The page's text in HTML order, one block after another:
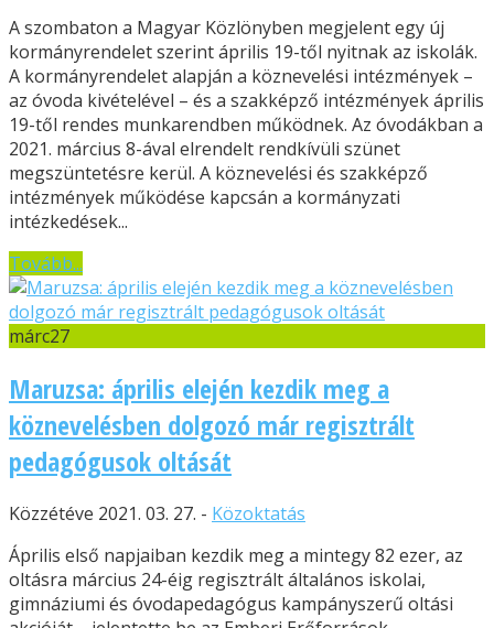
A szombaton a Magyar Közlönyben megjelent egy új
kormányrendelet szerint április 19-től nyitnak az iskolák.
A kormányrendelet alapján a köznevelési intézmények –
az óvoda kivételével – és a szakképző intézmények április
19-től rendes munkarendben működnek. Az óvodákban a
2021. március 8-ával elrendelt rendkívüli szünet
megszüntetésre kerül. A köznevelési és szakképző
intézmények működése kapcsán a kormányzati
intézkedések...
Tovább...
márc27
Maruzsa: április elején kezdik meg a
köznevelésben dolgozó már regisztrált
pedagógusok oltását
Közzétéve 2021. 03. 27. - Közoktatás
Április első napjaiban kezdik meg a mintegy 82 ezer, az
oltásra március 24-éig regisztrált általános iskolai,
gimnáziumi és óvodapedagógus kampányszerű oltási